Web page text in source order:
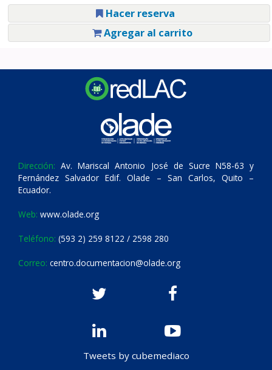
Hacer reserva
Agregar al carrito
Dirección: Av. Mariscal Antonio José de Sucre N58-63 y
Fernández Salvador Edif. Olade – San Carlos, Quito –
Ecuador.
Web: www.olade.org
Teléfono: (593 2) 259 8122 / 2598 280
Correo: centro.documentacion@olade.org
Tweets by cubemediaco